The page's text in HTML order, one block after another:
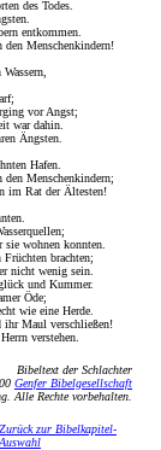
des Todes.
entkommen.
den Menschenkindern!
vor Angst;
war dahin.
Ängsten.
Hafen.
den Menschenkindern;
im Rat der Ältesten!
wohnen konnten.
brachten;
nicht wenig sein.
und Kummer.
Öde;
wie eine Herde.
ihr Maul verschließen!
verstehen.
Bibeltext der Schlachter
Genfer Bibelgesellschaft
Alle Rechte vorbehalten.
Zurück zur Bibelkapitel-
Auswahl